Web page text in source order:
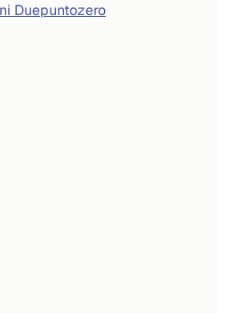
Duepuntozero